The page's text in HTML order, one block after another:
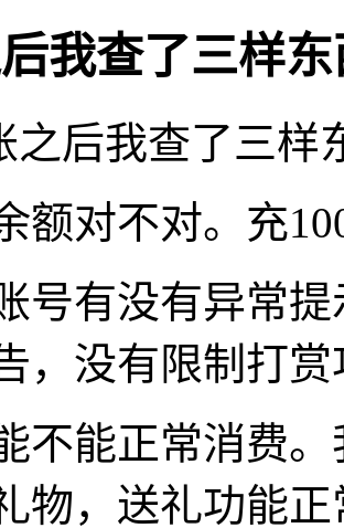
我查了三样东
之后我查了三样
额对不对。充
号有没有异常
，没有限制打
不能正常消费
物，送礼功能